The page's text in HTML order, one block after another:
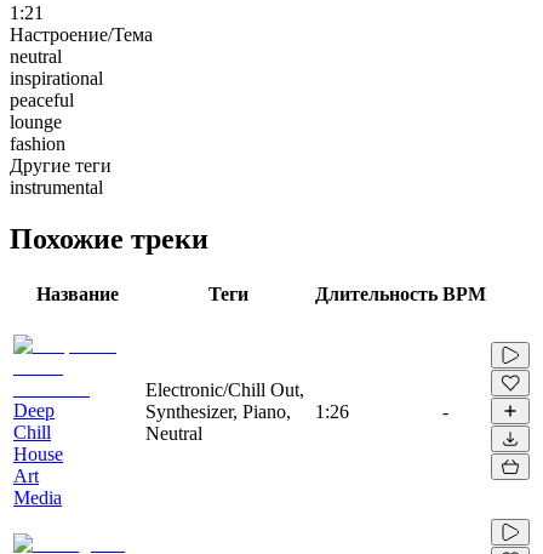
1:21
Настроение/Тема
neutral
inspirational
peaceful
lounge
fashion
Другие теги
instrumental
Похожие треки
Название Теги Длительность BPM
Deep
Chill
House
Art
Media
Electronic/Chill Out,
Synthesizer, Piano,
Neutral
1:26 -